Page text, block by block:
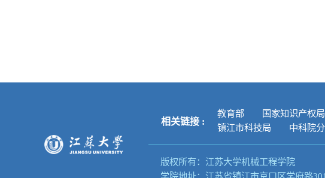
相关链接 :
教育部 国家知识产权局
镇江市科技局 中科院
版权所有：江苏大学机械工程学院
学院地址：江苏省镇江市京口区学府